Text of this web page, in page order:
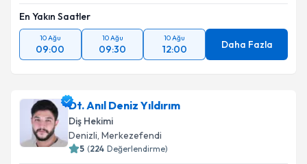
En Yakın Saatler
10 Ağu
09:00
10 Ağu
09:30
10 Ağu
12:00 Daha Fazla
Dt. Anıl Deniz Yıldırım
Diş Hekimi
Denizli, Merkezefendi
5 (224 Değerlendirme)